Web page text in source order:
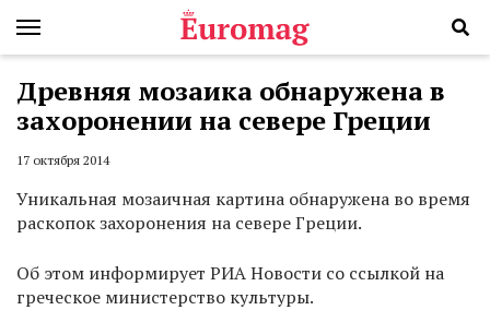
Древняя мозаика обнаружена в
захоронении на севере Греции
17 октября 2014
Уникальная мозаичная картина обнаружена во время
раскопок захоронения на севере Греции.
Об этом информирует РИА Новости со ссылкой на
греческое министерство культуры.